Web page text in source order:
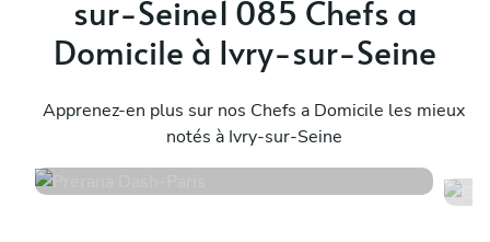
sur-Seine1 085 Chefs a
Domicile à Ivry-sur-Seine
Apprenez-en plus sur nos Chefs a Domicile les mieux
notés à Ivry-sur-Seine
Paris
218 services